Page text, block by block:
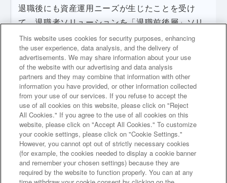
退職後にも資産運用ニーズが生じたことを受け
て、退職者ソリューションを「退職前後層」ソリ
ューションへと拡大し、退職金の安定的運用を目
的とした新たな積立運用商品や企業型から個人型
への年金移行サポートなど、商品・サービスの強
化を進めた。
前のページへ
次のページへ
This website uses cookies for security purposes, enhancing
the user experience, data analysis, and the delivery of
advertisements. We may share information about your use
of the website with our advertising and data analysis
partners and they may combine that information with other
information you have provided, or other information collected
from your use of our services. If you refuse to accept the
use of all cookies on this website, please click on "Reject
All Cookies." If you agree to the use of all cookies on this
website, please click on "Accept All Cookies." To customize
your cookie settings, please click on "Cookie Settings."
However, you cannot opt out of strictly necessary cookies
(for example, the cookies needed to display a cookie banner
and remember your chosen settings) because they are
required by the website to function properly. You can at any